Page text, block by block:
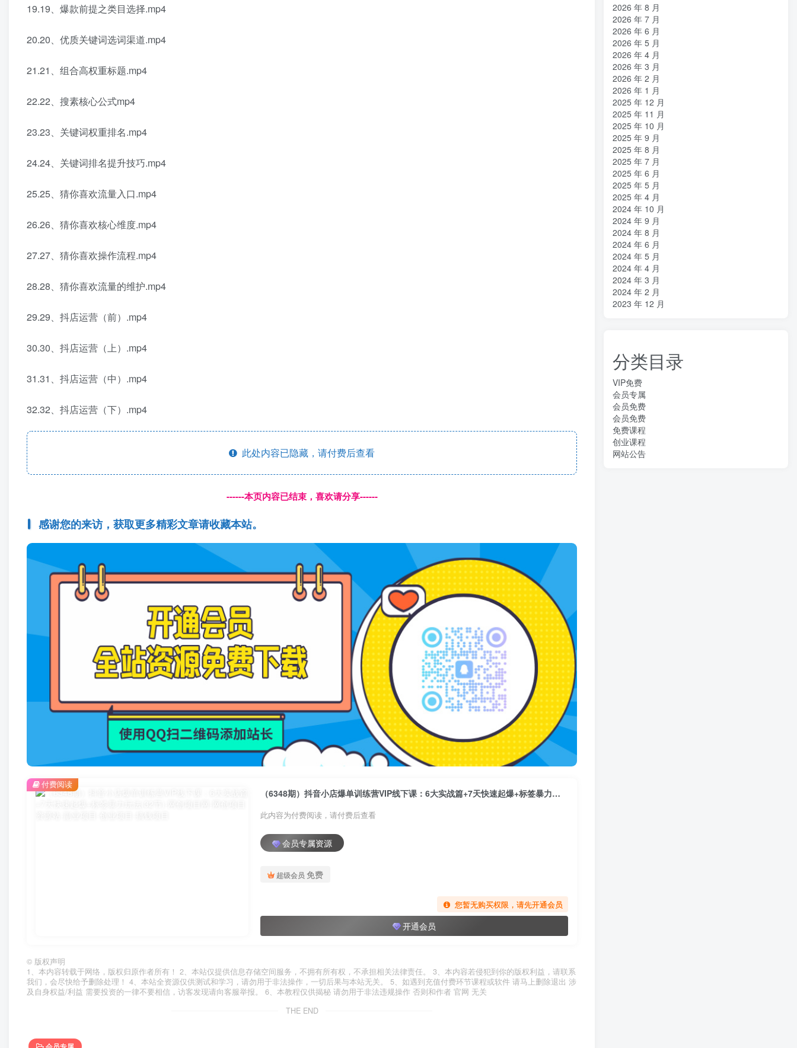
19.19、爆款前提之类目选择.mp4
20.20、优质关键词选词渠道.mp4
21.21、组合高权重标题.mp4
22.22、搜素核心公式mp4
23.23、关键词权重排名.mp4
24.24、关键词排名提升技巧.mp4
25.25、猜你喜欢流量入口.mp4
26.26、猜你喜欢核心维度.mp4
27.27、猜你喜欢操作流程.mp4
28.28、猜你喜欢流量的维护.mp4
29.29、抖店运营（前）.mp4
30.30、抖店运营（上）.mp4
31.31、抖店运营（中）.mp4
32.32、抖店运营（下）.mp4
此处内容已隐藏，请付费后查看
------本页内容已结束，喜欢请分享------
感谢您的来访，获取更多精彩文章请收藏本站。
（6348期）抖音小店爆单训练营VIP线下课：6大实战篇+7天快速起爆+标签暴力玩法(32节)
此内容为付费阅读，请付费后查看
会员专属资源
超级会员 免费
您暂无购买权限，请先开通会员
开通会员
付费阅读
© 版权声明
1、本内容转载于网络，版权归原作者所有！ 2、本站仅提供信息存储空间服务，不拥有所有权，不承担相关法律责任。 3、本内容若侵犯到你的版权利益，请联系
我们，会尽快给予删除处理！ 4、本站全资源仅供测试和学习，请勿用于非法操作，一切后果与本站无关。 5、如遇到充值付费环节课程或软件 请马上删除退出 涉
及自身权益/利益 需要投资的一律不要相信，访客发现请向客服举报。 6、本教程仅供揭秘 请勿用于非法违规操作 否则和作者 官网 无关
THE END
会员专属
2026 年 8 月
2026 年 7 月
2026 年 6 月
2026 年 5 月
2026 年 4 月
2026 年 3 月
2026 年 2 月
2026 年 1 月
2025 年 12 月
2025 年 11 月
2025 年 10 月
2025 年 9 月
2025 年 8 月
2025 年 7 月
2025 年 6 月
2025 年 5 月
2025 年 4 月
2024 年 10 月
2024 年 9 月
2024 年 8 月
2024 年 6 月
2024 年 5 月
2024 年 4 月
2024 年 3 月
2024 年 2 月
2023 年 12 月
分类目录
VIP免费
会员专属
会员免费
会员免费
免费课程
创业课程
网站公告